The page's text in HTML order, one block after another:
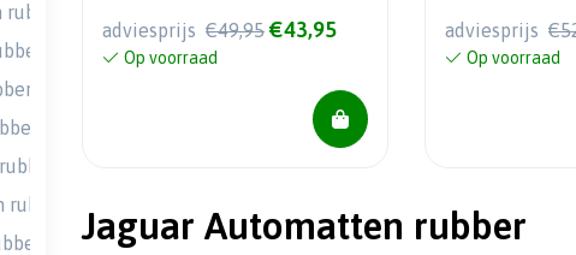
adviesprijs €49,95 €43,95
Op voorraad
adviesprijs
Op voorraad
Jaguar Automatten rubber